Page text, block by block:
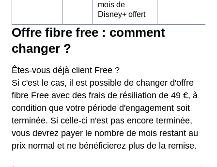
mois de
Disney+ offert
Offre fibre free : comment
changer ?
Êtes-vous déjà client Free ?
Si c'est le cas, il est possible de changer d'offre
fibre Free avec des frais de résiliation de 49 €, à
condition que votre période d'engagement soit
terminée. Si celle-ci n'est pas encore terminée,
vous devrez payer le nombre de mois restant au
prix normal et ne bénéficierez plus de la remise.